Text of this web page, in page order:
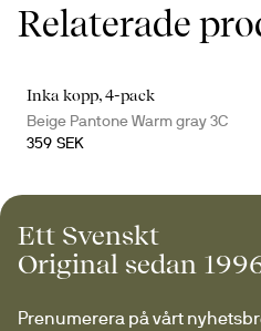
Relaterade
Inka kopp, 4-pack
Beige Pantone Warm gray 3C
359 SEK
Ett Svenskt
Original sedan
Prenumerera på vårt